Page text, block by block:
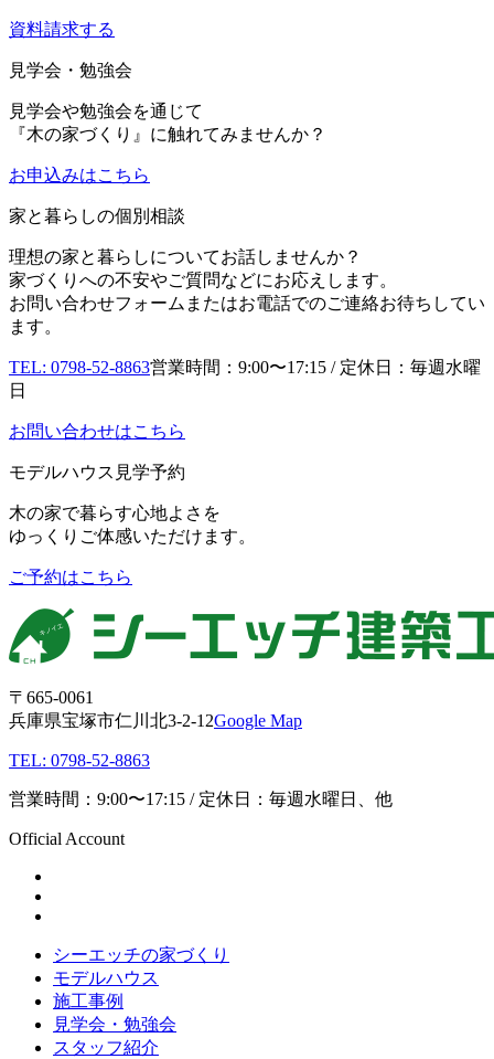
資料請求する
見学会・勉強会
見学会や勉強会を通じて
『木の家づくり』に触れてみませんか？
お申込みはこちら
家と暮らしの個別相談
理想の家と暮らしについてお話しませんか？
家づくりへの不安やご質問などにお応えします。
お問い合わせフォームまたはお電話でのご連絡お待ちしてい
ます。
TEL: 0798-52-8863営業時間：9:00〜17:15 / 定休日：毎週水曜
日
お問い合わせはこちら
モデルハウス見学予約
木の家で暮らす心地よさを
ゆっくりご体感いただけます。
ご予約はこちら
〒665-0061
兵庫県宝塚市仁川北3-2-12Google Map
TEL: 0798-52-8863
営業時間：9:00〜17:15 / 定休日：毎週水曜日、他
Official Account
シーエッチの家づくり
モデルハウス
施工事例
見学会・勉強会
スタッフ紹介